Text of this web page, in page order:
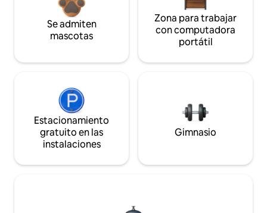
Se admiten
mascotas
Zona para trabajar
con computadora
portátil
Estacionamiento
gratuito en las
instalaciones
Gimnasio